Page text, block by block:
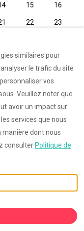
15 16
22 23
4 5 6
- Powered
similaires pour
le trafic du site
vos
Veuillez noter que
avoir un impact sur
services que nous
manière dont nous
consulterPolitique de